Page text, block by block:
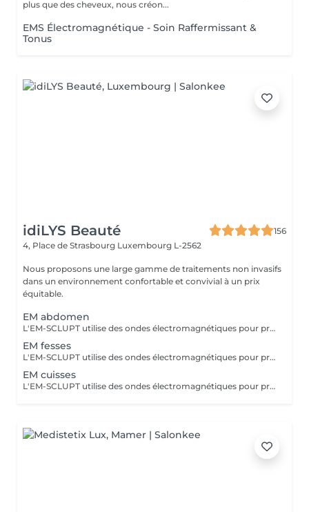
plus que des cheveux, nous créon...
EMS Électromagnétique - Soin Raffermissant &
Tonus
idiLYS Beauté
156
4, Place de Strasbourg Luxembourg L-2562
Nous proposons une large gamme de traitements non invasifs
dans un environnement confortable et convivial à un prix
équitable.
EM abdomen
L'EM-SCLUPT utilise des ondes électromagnétiques pour provoquer des contractions musculaires intenses afin de tonifier les muscles et réduire la graisse. La LUMINOTHÉRAPIE du visage consiste à exposer la peau à des lumières LED afin de stimuler le renouvellement cellulaire et améliorer l'éclat du teint.
EM fesses
L'EM-SCLUPT utilise des ondes électromagnétiques pour provoquer des contractions musculaires intenses afin de tonifier les muscles et réduire la graisse.
EM cuisses
L'EM-SCLUPT utilise des ondes électromagnétiques pour provoquer des contractions musculaires intenses afin de tonifier les muscles et réduire la graisse. La LUMINOTHÉRAPIE du visage consiste à exposer la peau à des lumières LED afin de stimuler le renouvellement cellulaire et améliorer l'éclat du teint.